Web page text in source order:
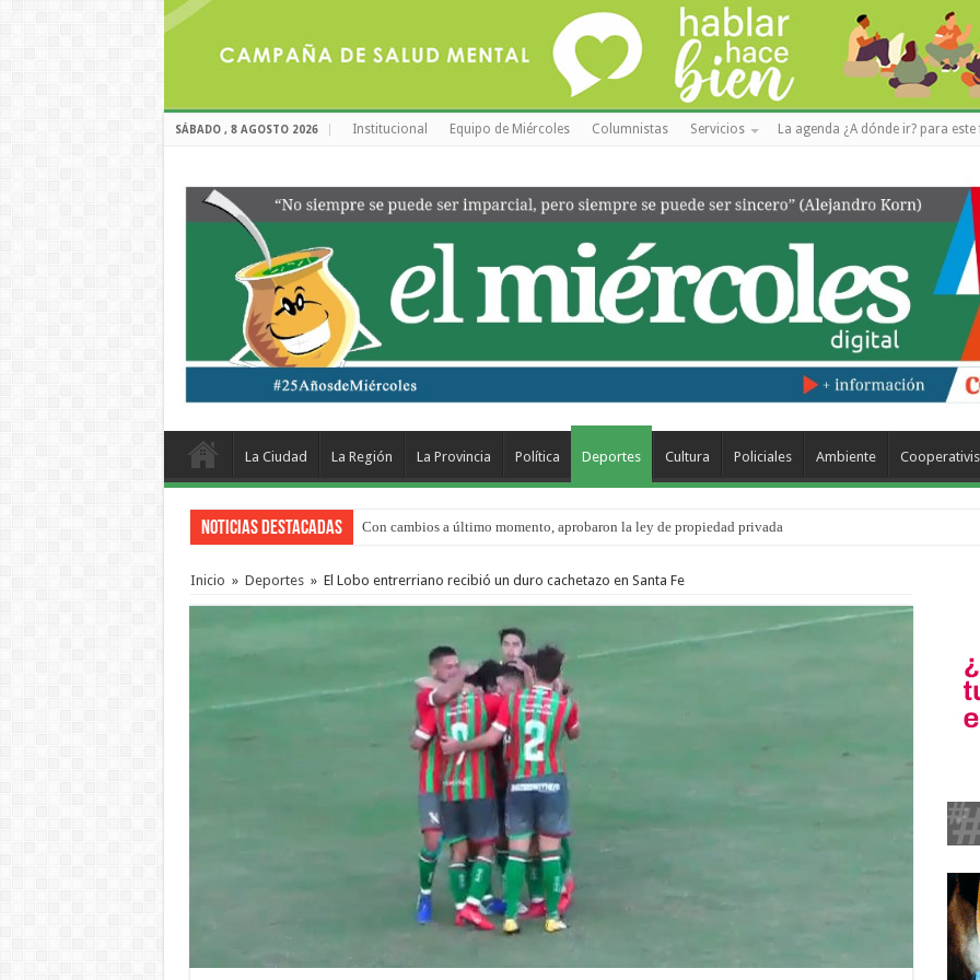
SÁBADO , 8 AGOSTO 2026 Institucional Equipo de Miércoles Columnistas Servicios La agenda ¿A dónde ir? para este
La Ciudad La Región La Provincia Política Deportes Cultura Policiales Ambiente
Noticias Destacadas Adopción en Entre Ríos: el 35% de los 90 niños, niñas y adolescentes que esperan una familia tiene
Inicio » Deportes » El Lobo entrerriano recibió un duro cachetazo en Santa Fe